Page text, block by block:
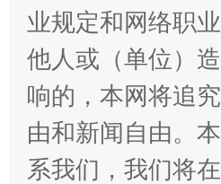
习近平的博鳌关键词
业规定和网络职
他人或（单位）
响的，本网将追
由和新闻自由。
系我们，我们将